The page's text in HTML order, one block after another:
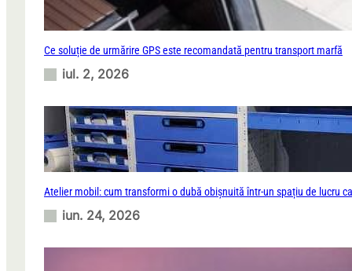
Ce soluție de urmărire GPS este recomandată pentru transport marfă
iul. 2, 2026
Atelier mobil: cum transformi o dubă obișnuită într-un spațiu de lucru
iun. 24, 2026